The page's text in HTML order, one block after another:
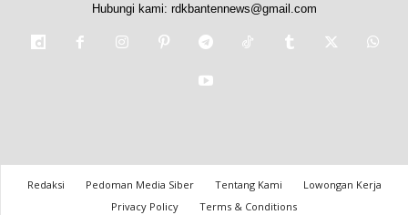
Hubungi kami: rdkbantennews@gmail.com
Redaksi Pedoman Media Siber Tentang Kami
Lowongan Kerja
Privacy Policy
Terms & Conditions